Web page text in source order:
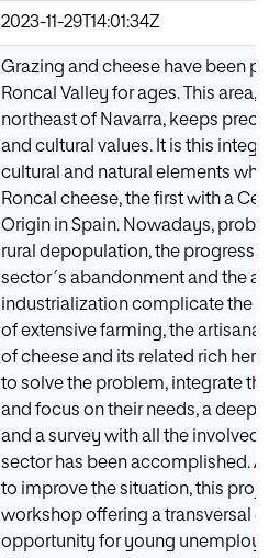
2023-11-29T14:01:34Z
Grazing and cheese have been
Roncal Valley for ages. This area,
northeast of Navarra, keeps
and cultural values. It is this
cultural and natural elements
Roncal cheese, the first with a
Origin in Spain. Nowadays,
rural depopulation, the
sector´s abandonment and the
industrialization complicate the
of extensive farming, the
of cheese and its related rich
to solve the problem, integrate
and focus on their needs, a deep
and a survey with all the involved
sector has been accomplished.
to improve the situation, this
workshop offering a transversal
opportunity for young